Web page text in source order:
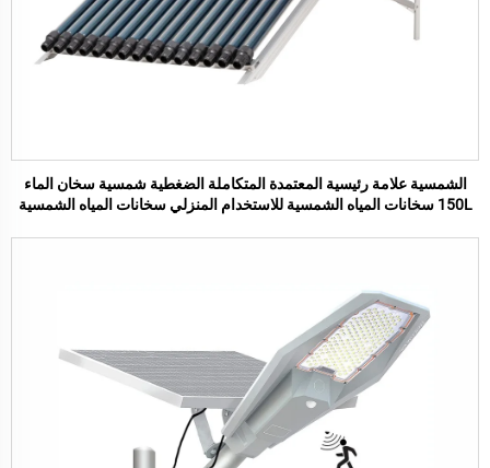
الشمسية علامة رئيسية المعتمدة المتكاملة الضغطية شمسية سخان الماء
150L سخانات المياه الشمسية للاستخدام المنزلي سخانات المياه الشمسية